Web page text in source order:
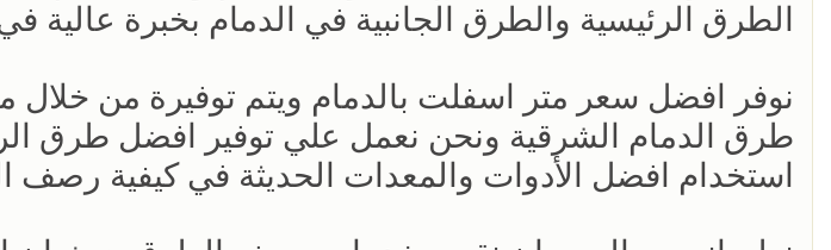
الطرق الرئيسية والطرق الجانبية في الدمام بخبرة
نوفر افضل سعر متر اسفلت بالدمام ويتم توفيرة من خلال
طرق الدمام الشرقية ونحن نعمل علي توفير افضل طرق
استخدام افضل الأدوات والمعدات الحديثة في كيفية رصف